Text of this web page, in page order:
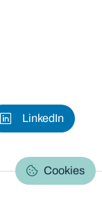
LinkedIn
Cookies